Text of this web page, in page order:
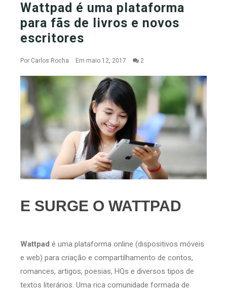
Wattpad é uma plataforma
para fãs de livros e novos
escritores
Por Carlos Rocha Em maio 12, 2017 2
E SURGE O WATTPAD
Wattpad é uma plataforma online (dispositivos móveis
e web) para criação e compartilhamento de contos,
romances, artigos, poesias, HQs e diversos tipos de
textos literários. Uma rica comunidade formada de